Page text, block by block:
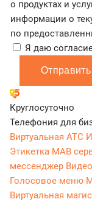
о продуктах и
информации о
по
Я даю
Отправить
Круглосуточно
Телефония для
Виртуальная АТС
Этикетка МАВ
мессенджер
Голосовое меню
Виртуальная